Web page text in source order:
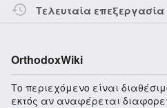
Τελευταία επεξεργασία
OrthodoxWiki
Το περιεχόμενο είναι
εκτός αν αναφέρεται